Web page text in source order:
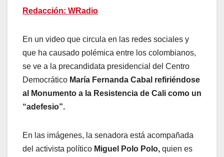
Redacción: WRadio
En un video que circula en las redes sociales y
que ha causado polémica entre los colombianos,
se ve a la precandidata presidencial del Centro
Democrático María Fernanda Cabal refiriéndose
al Monumento a la Resistencia de Cali como un
“adefesio”.
En las imágenes, la senadora está acompañada
del activista político Miguel Polo Polo, quien es